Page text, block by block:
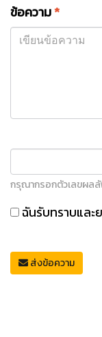
ข้อความ*
กรุณากรอกตัวเลขผล
ฉันรับทราบและ
ส่งข้อความ